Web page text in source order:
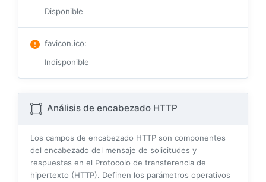
Disponible
favicon.ico:
Indisponible
Análisis de encabezado HTTP
Los campos de encabezado HTTP son componentes
del encabezado del mensaje de solicitudes y
respuestas en el Protocolo de transferencia de
hipertexto (HTTP). Definen los parámetros operativos